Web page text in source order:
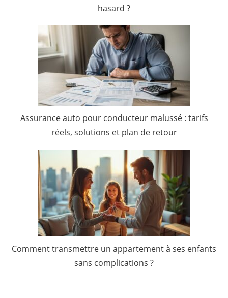
hasard ?
Assurance auto pour conducteur malussé : tarifs
réels, solutions et plan de retour
Comment transmettre un appartement à ses enfants
sans complications ?